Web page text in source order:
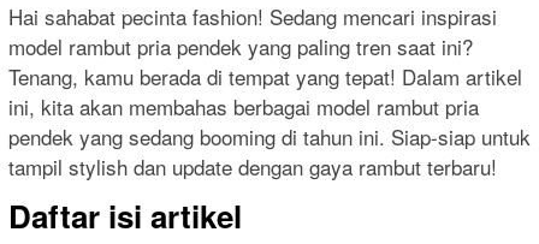
Hai sahabat pecinta fashion! Sedang mencari inspirasi
model rambut pria pendek yang paling tren saat ini?
Tenang, kamu berada di tempat yang tepat! Dalam artikel
ini, kita akan membahas berbagai model rambut pria
pendek yang sedang booming di tahun ini. Siap-siap untuk
tampil stylish dan update dengan gaya rambut terbaru!
Daftar isi artikel